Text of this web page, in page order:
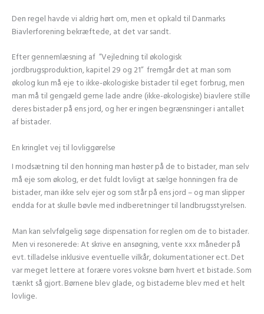
Den regel havde vi aldrig hørt om, men et opkald til Danmarks
Biavlerforening bekræftede, at det var sandt.
Efter gennemlæsning af ”Vejledning til økologisk
jordbrugsproduktion, kapitel 29 og 21” fremgår det at man som
økolog kun må eje to ikke-økologiske bistader til eget forbrug, men
man må til gengæld gerne lade andre (ikke-økologiske) biavlere stille
deres bistader på ens jord, og her er ingen begrænsninger i antallet
af bistader.
En kringlet vej til lovliggørelse
I modsætning til den honning man høster på de to bistader, man selv
må eje som økolog, er det fuldt lovligt at sælge honningen fra de
bistader, man ikke selv ejer og som står på ens jord – og man slipper
endda for at skulle bøvle med indberetninger til landbrugsstyrelsen.
Man kan selvfølgelig søge dispensation for reglen om de to bistader.
Men vi resonerede: At skrive en ansøgning, vente xxx måneder på
evt. tilladelse inklusive eventuelle vilkår, dokumentationer ect. Det
var meget lettere at forære vores voksne børn hvert et bistade. Som
tænkt så gjort. Børnene blev glade, og bistaderne blev med et helt
lovlige.